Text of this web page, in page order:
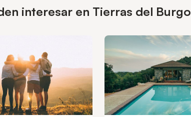
interesar en Tierras del Burgo